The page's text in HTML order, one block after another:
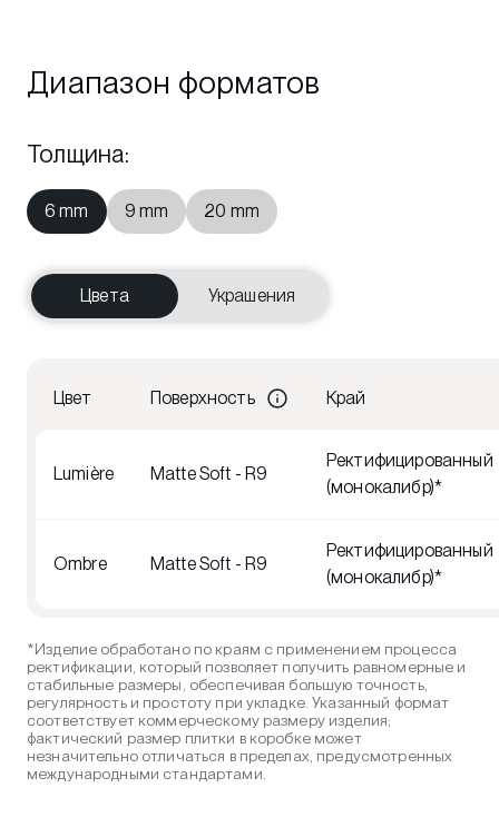
Диапазон форматов
Толщина:
6 mm 9 mm 20 mm
Цвета Украшения
Цвет Поверхность Край
Lumière Matte Soft - R9
Ректифицированный
(монокалибр)*
Ombre Matte Soft - R9
Ректифицированный
(монокалибр)*
*Изделие обработано по краям с применением процесса
ректификации, который позволяет получить равномерные и
стабильные размеры, обеспечивая большую точность,
регулярность и простоту при укладке. Указанный формат
соответствует коммерческому размеру изделия;
фактический размер плитки в коробке может
незначительно отличаться в пределах, предусмотренных
международными стандартами.